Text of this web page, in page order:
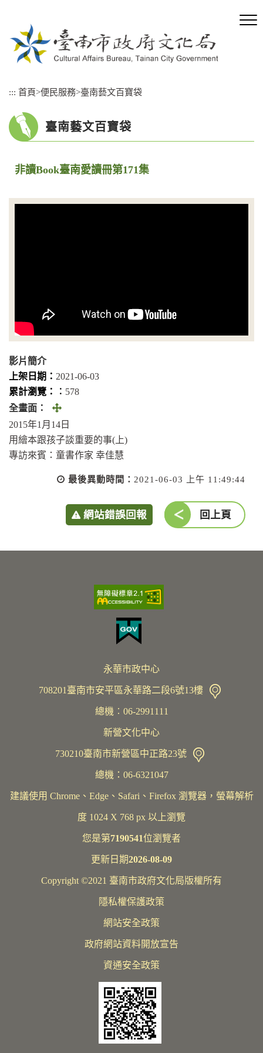
::: 首頁>便民服務>臺南藝文百寶袋
臺南藝文百寶袋
非讀Book臺南愛讀冊第171集
影片簡介
上架日期： 2021-06-03
累計瀏覽：︰ 578
全畫面：
全
畫
面
(另
視
2015年1月14日
用繪本跟孩子談重要的事(上)
專訪來賓：童書作家 幸佳慧
最後異動時間： 2021-06-03 上午 11:49:44
網站錯誤回報 回上頁
永華市政中心
708201臺南市安平區永華路二段6號13樓
總機︰06-2991111
新營文化中心
730210臺南市新營區中正路23號
總機：06-6321047
建議使用 Chrome、Edge、Safari、Firefox 瀏覽器，螢幕解析
度 1024 X 768 px 以上瀏覽
您是第7190541位瀏覽者
更新日期2026-08-09
Copyright ©2021 臺南市政府文化局版權所有
隱私權保護政策
網站安全政策
政府網站資料開放宣告
資通安全政策